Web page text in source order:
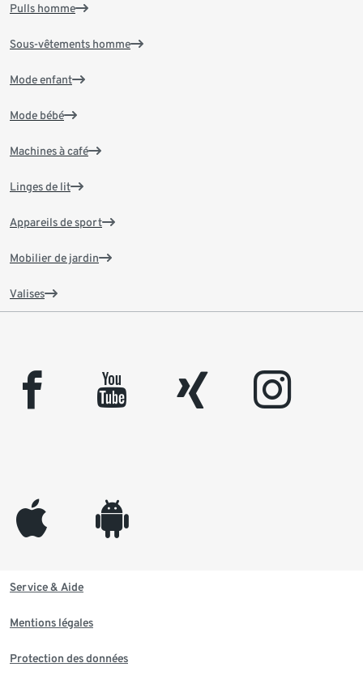
Pulls homme
Sous-vêtements homme
Mode enfant
Mode bébé
Machines à café
Linges de lit
Appareils de sport
Mobilier de jardin
Valises
facebook youtube xing instagram
appleinc android
Service & Aide
Mentions légales
Protection des données